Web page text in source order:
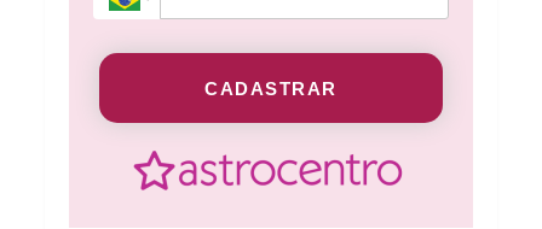
CADASTRAR